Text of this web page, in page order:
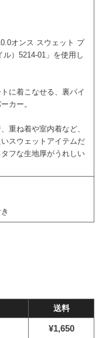
オンス スウェット プ
）5214-01」を使用し
に着こなせる、裏パイ
カー。
重ね着や室内着など、
スウェットアイテムだ
フな生地厚がうれしい
送料
¥1,650